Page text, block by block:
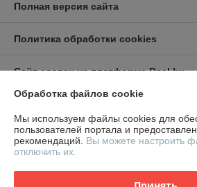
Полная версия сайта
Политика обработки cookies
Сайт создан на платформе Deal.by
Информация для покупателя
Юридическое лицо: ООО "СтилТехГрупп"
220069, г. Минск, ул. Щорса 3-я, дом 9,офис
Регистрационный номер ЕГР: 191959674
Обработка файлов cookie
Мы используем файлы cookies для
пользователей портала и
рекомендаций. Вы можете настроить
отключить их.